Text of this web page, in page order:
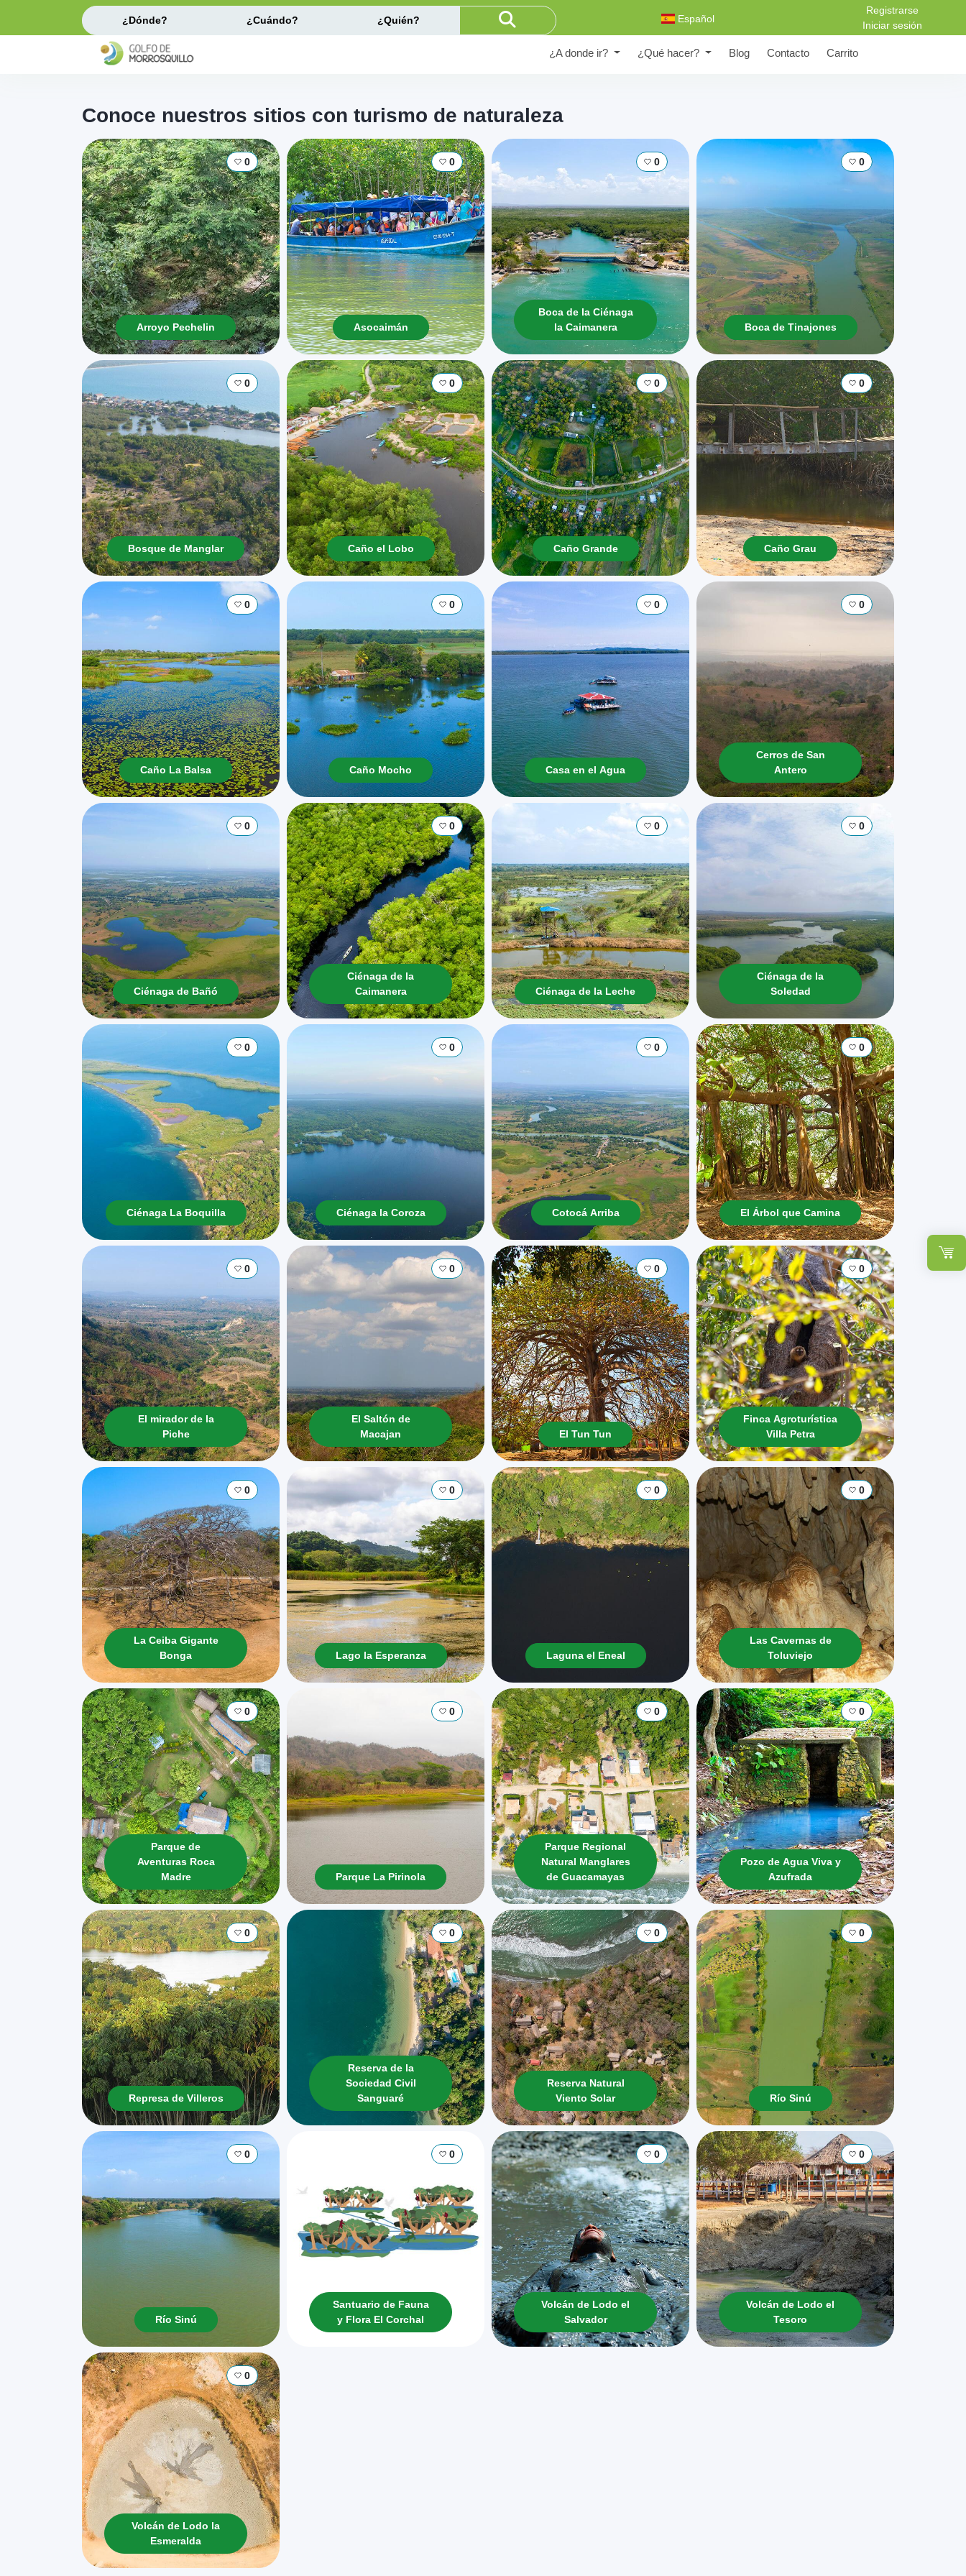
¿Dónde? ¿Cuándo? ¿Quién? Español
Registrarse
Iniciar sesión
¿A donde ir? ¿Qué hacer? Blog Contacto Carrito
Conoce nuestros sitios con turismo de naturaleza
0
Arroyo Pechelin
0
Asocaimán
0
Boca de la Ciénaga
la Caimanera
0
Boca de Tinajones
0
Bosque de Manglar
0
Caño el Lobo
0
Caño Grande
0
Caño Grau
0
Caño La Balsa
0
Caño Mocho
0
Casa en el Agua
0
Cerros de San
Antero
0
Ciénaga de Bañó
0
Ciénaga de la
Caimanera
0
Ciénaga de la Leche
0
Ciénaga de la
Soledad
0
Ciénaga La Boquilla
0
Ciénaga la Coroza
0
Cotocá Arriba
0
El Árbol que Camina
0
El mirador de la
Piche
0
El Saltón de
Macajan
0
El Tun Tun
0
Finca Agroturística
Villa Petra
0
La Ceiba Gigante
Bonga
0
Lago la Esperanza
0
Laguna el Eneal
0
Las Cavernas de
Toluviejo
0
Parque de
Aventuras Roca
Madre
0
Parque La Pirinola
0
Parque Regional
Natural Manglares
de Guacamayas
0
Pozo de Agua Viva y
Azufrada
0
Represa de Villeros
0
Reserva de la
Sociedad Civil
Sanguaré
0
Reserva Natural
Viento Solar
0
Río Sinú
0
Río Sinú
0
Santuario de Fauna
y Flora El Corchal
0
Volcán de Lodo el
Salvador
0
Volcán de Lodo el
Tesoro
0
Volcán de Lodo la
Esmeralda